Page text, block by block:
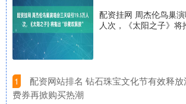
配资挂网 周杰伦鸟巢
人次，《太阳之子》将
1
配资网站排名 钻石珠宝文化节有效释
费券再掀购买热潮